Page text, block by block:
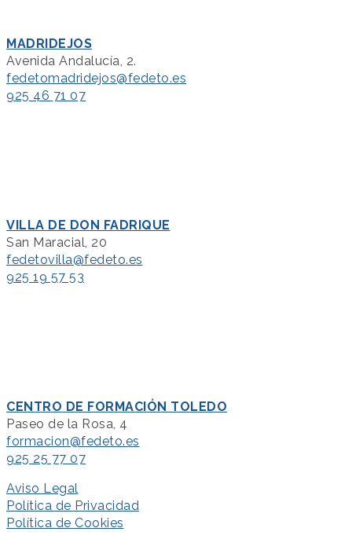
MADRIDEJOS
Avenida Andalucía, 2.
fedetomadridejos@fedeto.es
925 46 71 07
VILLA DE DON FADRIQUE
San Maracial, 20
fedetovilla@fedeto.es
925 19 57 53
CENTRO DE FORMACIÓN TOLEDO
Paseo de la Rosa, 4
formacion@fedeto.es
925 25 77 07
Aviso Legal
Política de Privacidad
Política de Cookies